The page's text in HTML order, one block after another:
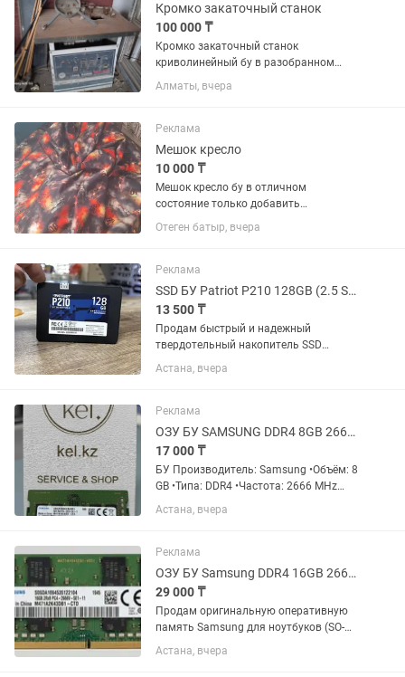
Кромко закаточный станок
100 000 ₸
Кромко закаточный станок
криволинейный бу в разобранном
состоянии, требуется ремонта
Алматы, вчера
Реклама
Мешок кресло
10 000 ₸
Мешок кресло бу в отличном
состояние только добавить
наполнитель чтоб был в форме 15000
Отеген батыр, вчера
Реклама
SSD БУ Patriot P210 128GB (2.5 SATA III), Гарантия
13 500 ₸
Продам быстрый и надежный
твердотельный накопитель SSD
объемом 128 ГБ. Отличный вариант
для установки Windows, ускорения
Модель: Patriot P210 128GB 2.5" SATA
III...
Астана, вчера
Реклама
ОЗУ БУ SAMSUNG DDR4 8GB 2666 для ноутбука
17 000 ₸
БУ Производитель: Samsung •Объём: 8
GB •Типа: DDR4 •Частота: 2666 MHz
(PC4-2666) •Форм-фактор: SO-DIMM
(ноутбук) Цена каждый: 17’000 тг
Астана, вчера
Реклама
ОЗУ БУ Samsung DDR4 16GB 2666MHz
29 000 ₸
Продам оригинальную оперативную
память Samsung для ноутбуков (SO-
DIMM). Память dual rank (двуранговая),
что обеспечивает отличную
Астана, вчера